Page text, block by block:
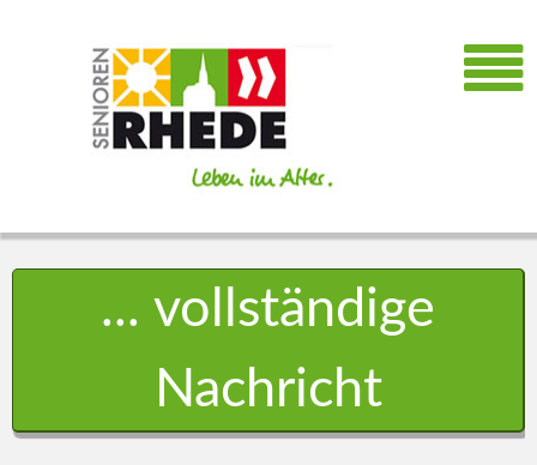
... vollständige
Nachricht